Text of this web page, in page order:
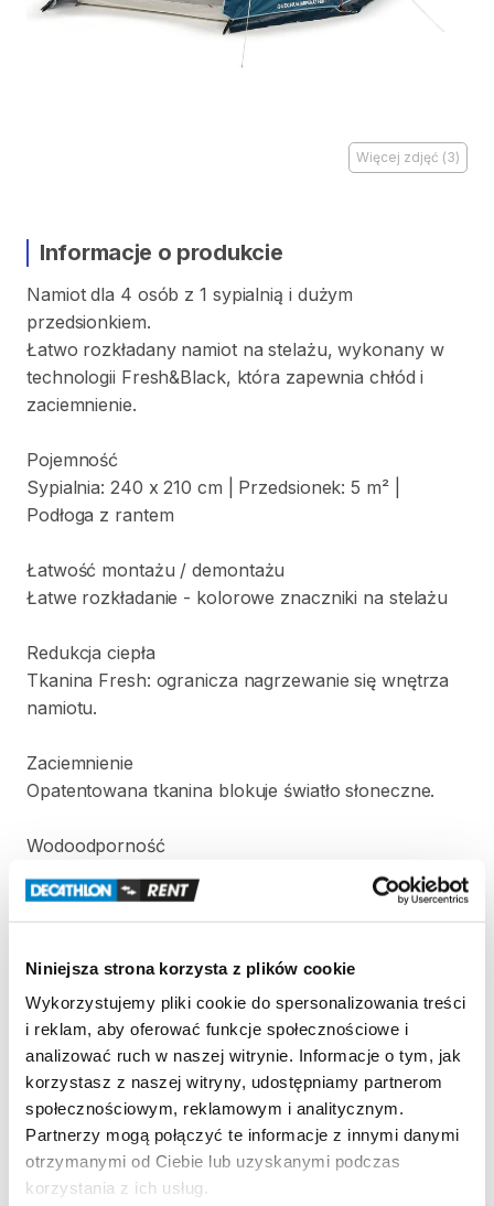
Niniejsza strona korzysta z plików cookie
Wykorzystujemy pliki cookie do spersonalizowania treści
i reklam, aby oferować funkcje społecznościowe i
analizować ruch w naszej witrynie. Informacje o tym, jak
korzystasz z naszej witryny, udostępniamy partnerom
społecznościowym, reklamowym i analitycznym.
Partnerzy mogą połączyć te informacje z innymi danymi
otrzymanymi od Ciebie lub uzyskanymi podczas
korzystania z ich usług.
Więcej zdjęć (3)
Informacje o produkcie
Namiot dla 4 osób z 1 sypialnią i dużym
przedsionkiem.
Łatwo rozkładany namiot na stelażu​,​ wykonany w
technologii Fresh&Black​,​ która zapewnia chłód i
zaciemnienie.
Pojemność
Sypialnia: 240 x 210 cm Przedsionek: 5 m²
Podłoga z rantem
Łatwość montażu ​/​ demontażu
Łatwe rozkładanie - kolorowe znaczniki na stelażu
Redukcja ciepła
Tkanina Fresh: ogranicza nagrzewanie się wnętrza
namiotu.
Zaciemnienie
Opatentowana tkanina blokuje światło słoneczne.
Wodoodporność
Test w laboratorium w tropikalnym
Pod
prysznicem: 200 l wody
Odporność
50 km​/​
tunelu aerodynamicznym
Łatwość transportu
Prostokątny pokrowiec | 65 x 30 x 25 cm | 48 litry
10​,​6 kg